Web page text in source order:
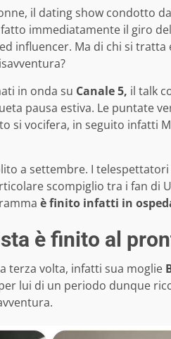
il dating show condotto
immediatamente il giro
influencer. Ma di chi si
in onda su Canale 5, il talk
pausa estiva. Le puntate
si vocifera, in seguito infatti
a settembre. I
scompiglio tra i fan di
è finito infatti in
è finito al
terza volta, infatti sua moglie
lui di un periodo dunque